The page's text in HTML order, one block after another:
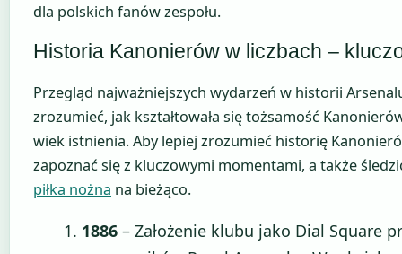
dla polskich fanów zespołu.
Historia Kanonierów w liczbach –
Przegląd najważniejszych wydarzeń w historii
zrozumieć, jak kształtowała się tożsamość
wiek istnienia. Aby lepiej zrozumieć historię
zapoznać się z kluczowymi momentami, a także
piłka nożna na bieżąco.
1886 – Założenie klubu jako Dial Square